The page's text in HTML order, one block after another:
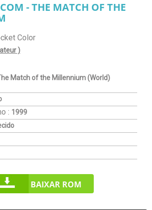
- THE MATCH OF THE
Color
)
Match of the Millennium (World)
: 1999
BAIXAR ROM